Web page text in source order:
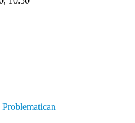
Problematican